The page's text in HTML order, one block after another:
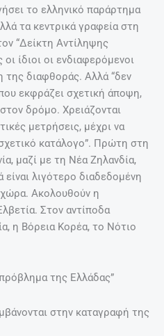
το ελληνικό παράρτημα
τα κεντρικά γραφεία στη
“Δείκτη Αντίληψης
ίδιοι οι ενδιαφερόμενοι
της διαφθοράς. Αλλά “δεν
εκφράζει σχετική άποψη,
δρόμο. Χρειάζονται
μετρήσεις, μέχρι να
κατάλογο”. Πρώτη στη
μαζί με τη Νέα Ζηλανδία,
λιγότερο διαδεδομένη
Ακολουθούν η
Στον αντίποδα
η Βόρεια Κορέα, το Νότιο
της Ελλάδας”
στην καταγραφή της